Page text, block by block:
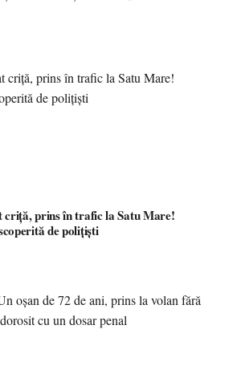
prins în trafic la Satu Mare!
de polițiști